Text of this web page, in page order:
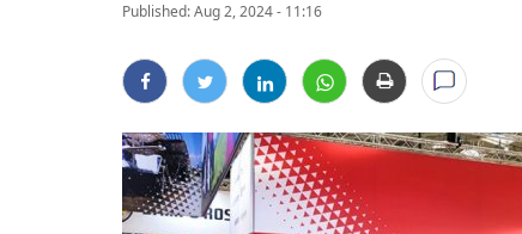
Published:Aug 2, 2024 - 11:16